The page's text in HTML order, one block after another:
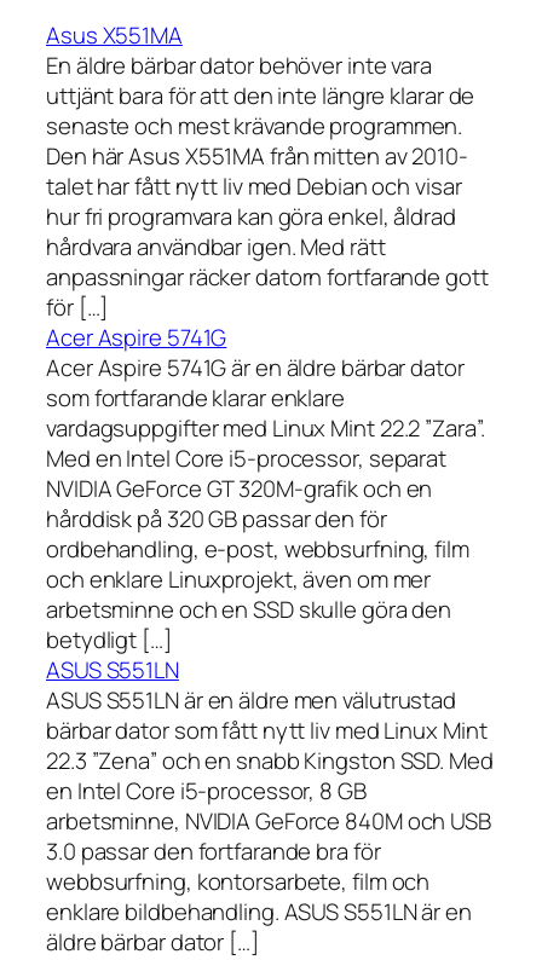
Asus X551MA
En äldre bärbar dator behöver inte vara
uttjänt bara för att den inte längre klarar de
senaste och mest krävande programmen.
Den här Asus X551MA från mitten av 2010-
talet har fått nytt liv med Debian och visar
hur fri programvara kan göra enkel, åldrad
hårdvara användbar igen. Med rätt
anpassningar räcker datorn fortfarande gott
för […]
Acer Aspire 5741G
Acer Aspire 5741G är en äldre bärbar dator
som fortfarande klarar enklare
vardagsuppgifter med Linux Mint 22.2 ”Zara”.
Med en Intel Core i5-processor, separat
NVIDIA GeForce GT 320M-grafik och en
hårddisk på 320 GB passar den för
ordbehandling, e-post, webbsurfning, film
och enklare Linuxprojekt, även om mer
arbetsminne och en SSD skulle göra den
betydligt […]
ASUS S551LN
ASUS S551LN är en äldre men välutrustad
bärbar dator som fått nytt liv med Linux Mint
22.3 ”Zena” och en snabb Kingston SSD. Med
en Intel Core i5-processor, 8 GB
arbetsminne, NVIDIA GeForce 840M och USB
3.0 passar den fortfarande bra för
webbsurfning, kontorsarbete, film och
enklare bildbehandling. ASUS S551LN är en
äldre bärbar dator […]